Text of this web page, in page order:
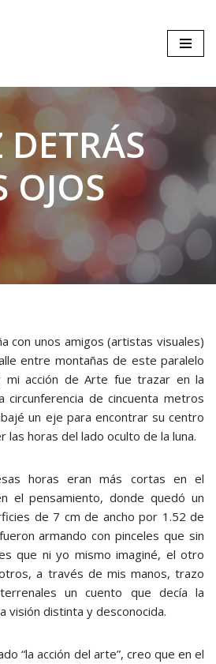
OJOS
con unos amigos (artistas visuales)
entre montañas de este paralelo
mi acción de Arte fue trazar en la
circunferencia de cincuenta metros
un eje para encontrar su centro
las horas del lado oculto de la luna.
horas eran más cortas en el
el pensamiento, donde quedó un
de 7 cm de ancho por 1.52 de
armando con pinceles que sin
que ni yo mismo imaginé, el otro
a través de mis manos, trazo
un cuento que decía la
visión distinta y desconocida.
“la acción del arte”, creo que en el